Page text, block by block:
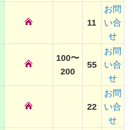
11
お問
い合
せ
100〜
200
55
お問
い合
せ
22
お問
い合
せ